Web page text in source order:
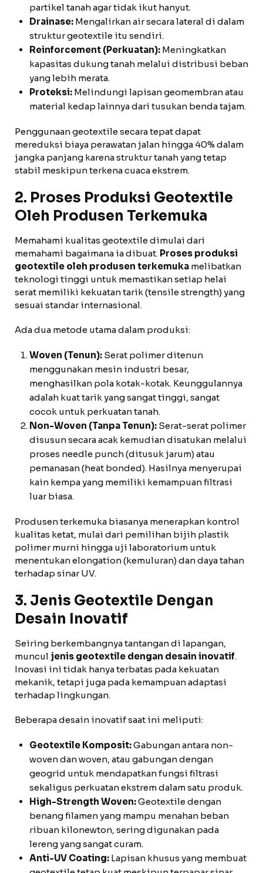
partikel tanah agar tidak ikut hanyut.
Drainase: Mengalirkan air secara lateral di dalam
struktur geotextile itu sendiri.
Reinforcement (Perkuatan): Meningkatkan
kapasitas dukung tanah melalui distribusi beban
yang lebih merata.
Proteksi: Melindungi lapisan geomembran atau
material kedap lainnya dari tusukan benda tajam.
Penggunaan geotextile secara tepat dapat
mereduksi biaya perawatan jalan hingga 40% dalam
jangka panjang karena struktur tanah yang tetap
stabil meskipun terkena cuaca ekstrem.
2. Proses Produksi Geotextile
Oleh Produsen Terkemuka
Memahami kualitas geotextile dimulai dari
memahami bagaimana ia dibuat. Proses produksi
geotextile oleh produsen terkemuka melibatkan
teknologi tinggi untuk memastikan setiap helai
serat memiliki kekuatan tarik (tensile strength) yang
sesuai standar internasional.
Ada dua metode utama dalam produksi:
Woven (Tenun): Serat polimer ditenun
menggunakan mesin industri besar,
menghasilkan pola kotak-kotak. Keunggulannya
adalah kuat tarik yang sangat tinggi, sangat
cocok untuk perkuatan tanah.
Non-Woven (Tanpa Tenun): Serat-serat polimer
disusun secara acak kemudian disatukan melalui
proses needle punch (ditusuk jarum) atau
pemanasan (heat bonded). Hasilnya menyerupai
kain kempa yang memiliki kemampuan filtrasi
luar biasa.
Produsen terkemuka biasanya menerapkan kontrol
kualitas ketat, mulai dari pemilihan bijih plastik
polimer murni hingga uji laboratorium untuk
menentukan elongation (kemuluran) dan daya tahan
terhadap sinar UV.
3. Jenis Geotextile Dengan
Desain Inovatif
Seiring berkembangnya tantangan di lapangan,
muncul jenis geotextile dengan desain inovatif.
Inovasi ini tidak hanya terbatas pada kekuatan
mekanik, tetapi juga pada kemampuan adaptasi
terhadap lingkungan.
Beberapa desain inovatif saat ini meliputi:
Geotextile Komposit:Gabungan antara non-
woven dan woven, atau gabungan dengan
geogrid untuk mendapatkan fungsi filtrasi
sekaligus perkuatan ekstrem dalam satu produk.
High-Strength Woven:Geotextile dengan
benang filamen yang mampu menahan beban
ribuan kilonewton, sering digunakan pada
lereng yang sangat curam.
Anti-UV Coating: Lapisan khusus yang membuat